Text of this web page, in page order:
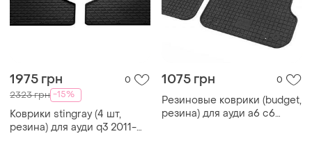
1975 грн 0
2323 грн -15%
Коврики stingray (4 шт,
резина) для ауди q3 2011-
1075 грн 0
Резиновые коврики (budget,
резина) для ауди a6 c6